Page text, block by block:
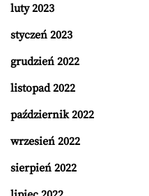
luty 2023
styczeń 2023
grudzień 2022
listopad 2022
październik 2022
wrzesień 2022
sierpień 2022